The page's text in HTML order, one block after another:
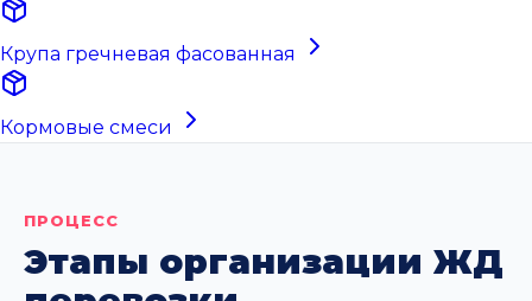
Крупа гречневая фасованная
Кормовые смеси
ПРОЦЕСС
Этапы организации ЖД